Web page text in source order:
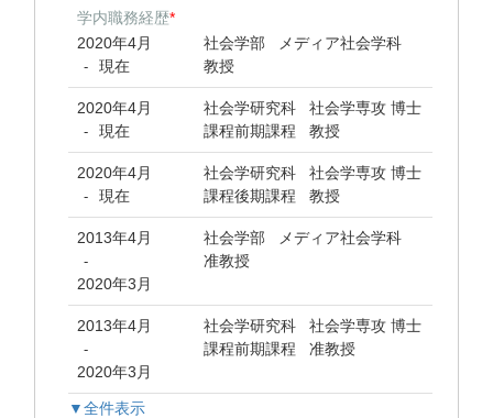
学内職務経歴*
2020年4月
- 現在
社会学部 メディア社会学科
教授
2020年4月
- 現在
社会学研究科 社会学専攻 博士
課程前期課程 教授
2020年4月
- 現在
社会学研究科 社会学専攻 博士
課程後期課程 教授
2013年4月
-
2020年3月
社会学部 メディア社会学科
准教授
2013年4月
-
2020年3月
社会学研究科 社会学専攻 博士
課程前期課程 准教授
▼全件表示